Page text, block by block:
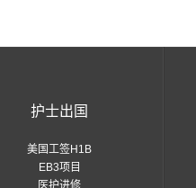
护士出国
美国工签H1B
EB3项目
医护进修